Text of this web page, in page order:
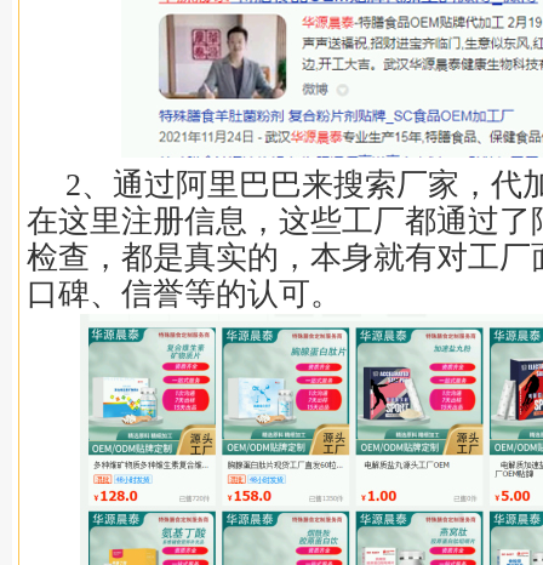
2、通过阿里巴巴来搜索厂家，代
在这里注册信息，这些工厂都通过了
检查，都是真实的，本身就有对工厂
口碑、信誉等的认可。